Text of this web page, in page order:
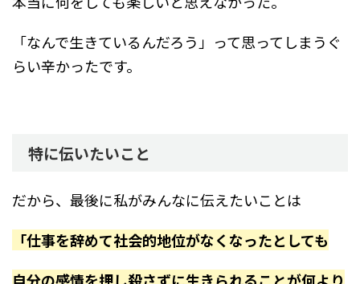
「なんで生きているんだろう」って思ってしまうぐ
らい辛かったです。
特に伝いたいこと
だから、最後に私がみんなに伝えたいことは
「仕事を辞めて社会的地位がなくなったとしても